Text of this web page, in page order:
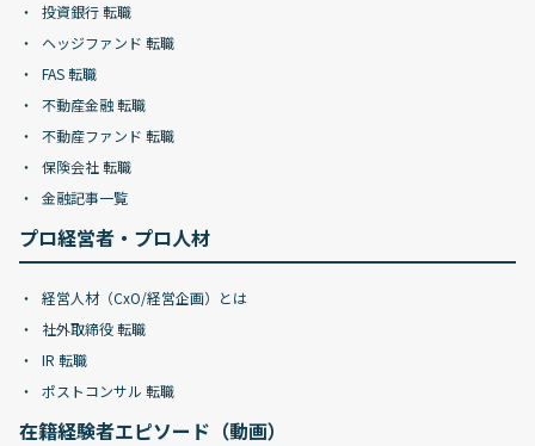
投資銀行 転職
ヘッジファンド 転職
FAS 転職
不動産金融 転職
不動産ファンド 転職
保険会社 転職
金融記事一覧
プロ経営者・プロ人材
経営人材（CxO/経営企画）とは
社外取締役 転職
IR 転職
ポストコンサル 転職
在籍経験者エピソード（動画）